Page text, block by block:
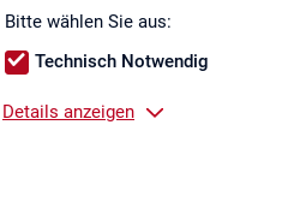
Bitte wählen Sie aus:
Technisch Notwendig
Details anzeigen